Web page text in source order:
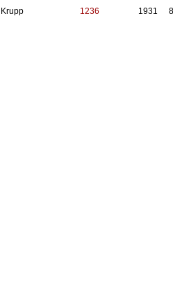
Krupp
1236 1931